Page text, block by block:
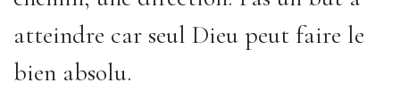
atteindre car seul Dieu peut faire le
bien absolu.